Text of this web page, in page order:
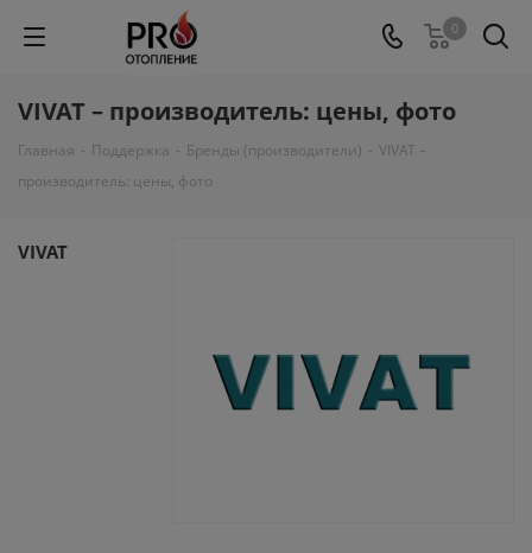
0
VIVAT – производитель: цены, фото
Главная - Поддержка - Бренды (производители) - VIVAT –
производитель: цены, фото
VIVAT